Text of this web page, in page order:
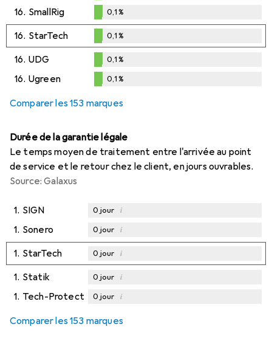
%
16. SmallRig
0,1%
0,1%
16. StarTech
0,1%
0,1%
16. UDG
%
0,1%
16. Ugreen 0,1%
Comparer les 153 marques
Durée de la garantie légale
Le temps moyen de traitement entre l'arrivée au point
de service et le retour chez le client, en jours ouvrables.
Source: Galaxus
1. SIGN 0jour i
1. Sonero 0jour i
1. StarTech 0jour i
1. Statik 0jour i
1. Tech-Protect 0jour i
Comparer les 153 marques